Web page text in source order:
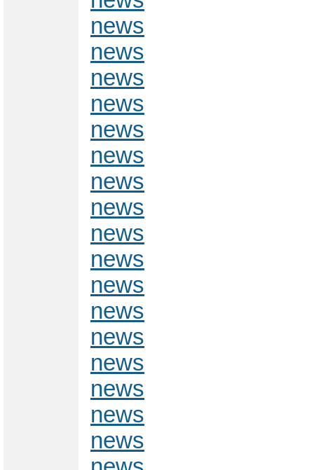
news
news
news
news
news
news
news
news
news
news
news
news
news
news
news
news
news